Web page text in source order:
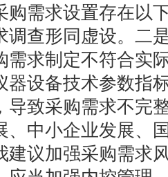
购需求设置存在以
调查形同虚设。二
需求制定不符合实
器设备技术参数指
导致采购需求不完
、中小企业发展、
建议加强采购需求